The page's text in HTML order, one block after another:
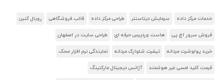
خدمات مرکز داده سرمایش دیتاسنتر طراحی مرکز داده قالب فروشگاهی رویال کنین
فروش سرور اچ پی هاست وردپرس حرفه ای طراحی سایت در اصفهان
خرید پولوشرت مردانه تیشرت شلوارک مردانه نمایندگی نرم افزار محک
قیمت کلید لمسی غیر هوشمند آژانس دیجیتال مارکتینگ